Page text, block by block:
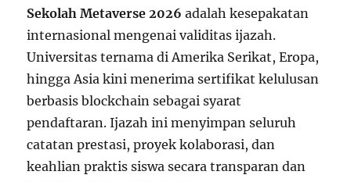
Sekolah Metaverse 2026 adalah kesepakatan
internasional mengenai validitas ijazah.
Universitas ternama di Amerika Serikat, Eropa,
hingga Asia kini menerima sertifikat kelulusan
berbasis blockchain sebagai syarat
pendaftaran. Ijazah ini menyimpan seluruh
catatan prestasi, proyek kolaborasi, dan
keahlian praktis siswa secara transparan dan